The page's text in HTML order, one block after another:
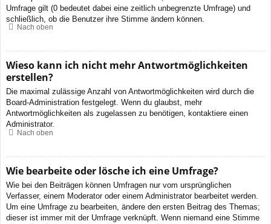
Umfrage gilt (0 bedeutet dabei eine zeitlich unbegrenzte Umfrage) und
schließlich, ob die Benutzer ihre Stimme ändern können.
Nach oben
Wieso kann ich nicht mehr Antwortmöglichkeiten
erstellen?
Die maximal zulässige Anzahl von Antwortmöglichkeiten wird durch die
Board-Administration festgelegt. Wenn du glaubst, mehr
Antwortmöglichkeiten als zugelassen zu benötigen, kontaktiere einen
Administrator.
Nach oben
Wie bearbeite oder lösche ich eine Umfrage?
Wie bei den Beiträgen können Umfragen nur vom ursprünglichen
Verfasser, einem Moderator oder einem Administrator bearbeitet werden.
Um eine Umfrage zu bearbeiten, ändere den ersten Beitrag des Themas;
dieser ist immer mit der Umfrage verknüpft. Wenn niemand eine Stimme